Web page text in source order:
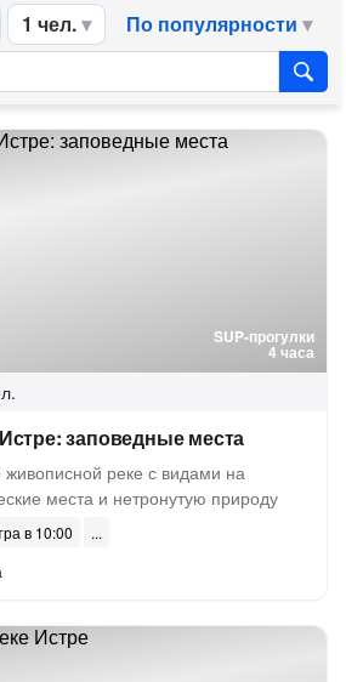
1 чел. По популярности
SUP-прогулки
4 часа
заповедные места
реке с видами на
места и нетронутую природу
в 10:00